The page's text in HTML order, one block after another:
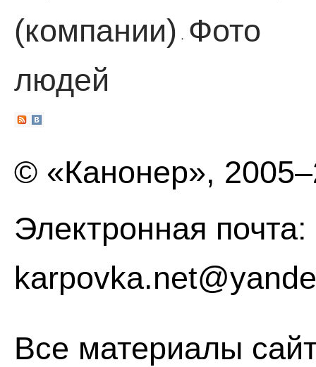
(компании)
·
Фото
людей
© «Канонер»,
Электронная почта:
Все материалы